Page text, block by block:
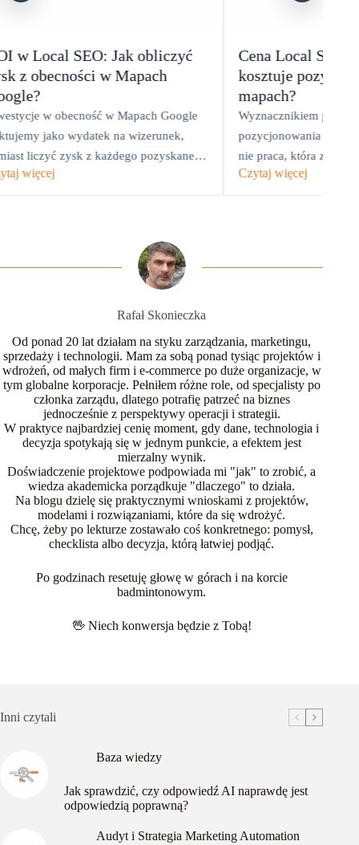
w Local SEO: Jak obliczyć
z obecności w Mapach
w obecność w Mapach Google
jako wydatek na wizerunek,
liczyć zysk z każdego pozyskanego
więcej
Cena Local SEO
kosztuje
mapach?
Wyznacznikiem przy
pozycjonowania w
nie praca, która za nią
wybrać…
Czytaj więcej
Rafał Skonieczka
Od ponad 20 lat działam na styku zarządzania, marketingu,
sprzedaży i technologii. Mam za sobą ponad tysiąc projektów i
wdrożeń, od małych firm i e-commerce po duże organizacje, w
tym globalne korporacje. Pełniłem różne role, od specjalisty po
członka zarządu, dlatego potrafię patrzeć na biznes
jednocześnie z perspektywy operacji i strategii.
W praktyce najbardziej cenię moment, gdy dane, technologia i
decyzja spotykają się w jednym punkcie, a efektem jest
mierzalny wynik.
Doświadczenie projektowe podpowiada mi "jak" to zrobić, a
wiedza akademicka porządkuje "dlaczego" to działa.
Na blogu dzielę się praktycznymi wnioskami z projektów,
modelami i rozwiązaniami, które da się wdrożyć.
Chcę, żeby po lekturze zostawało coś konkretnego: pomysł,
checklista albo decyzja, którą łatwiej podjąć.
Po godzinach resetuję głowę w górach i na korcie
badmintonowym.
🖖 Niech konwersja będzie z Tobą!
Inni czytali
Baza wiedzy
Jak sprawdzić, czy odpowiedź AI naprawdę jest
odpowiedzią poprawną?
Audyt i Strategia Marketing Automation